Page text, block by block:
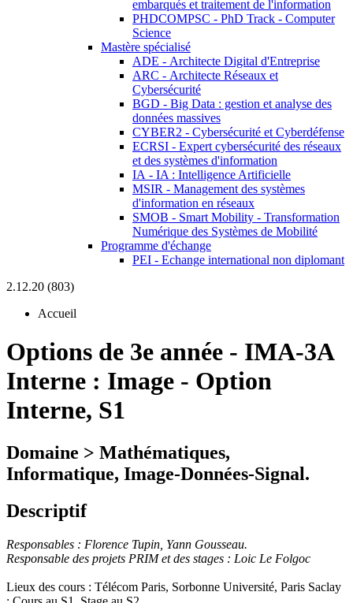
embarqués et traitement de l'information
PHDCOMPSC - PhD Track - Computer
Science
Mastère spécialisé
ADE - Architecte Digital d'Entreprise
ARC - Architecte Réseaux et
Cybersécurité
BGD - Big Data : gestion et analyse des
données massives
CYBER2 - Cybersécurité et Cyberdéfense
ECRSI - Expert cybersécurité des réseaux
et des systèmes d'information
IA - IA : Intelligence Artificielle
MSIR - Management des systèmes
d'information en réseaux
SMOB - Smart Mobility - Transformation
Numérique des Systèmes de Mobilité
Programme d'échange
PEI - Echange international non diplomant
2.12.20 (803)
Accueil
Options de 3e année - IMA-3A
Interne : Image - Option
Interne, S1
Domaine > Mathématiques,
Informatique, Image-Données-Signal.
Descriptif
Responsables : Florence Tupin, Yann Gousseau.
Responsable des projets PRIM et des stages : Loic Le Folgoc
Lieux des cours : Télécom Paris, Sorbonne Université, Paris Saclay